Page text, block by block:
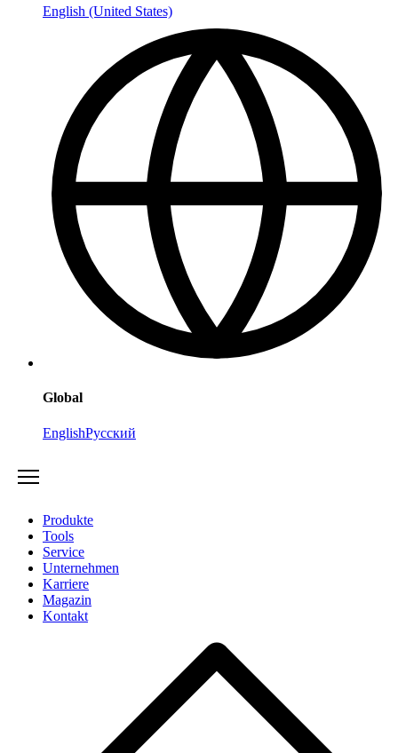
English (United States)
Global
EnglishРусский
Produkte
Tools
Service
Unternehmen
Karriere
Magazin
Kontakt